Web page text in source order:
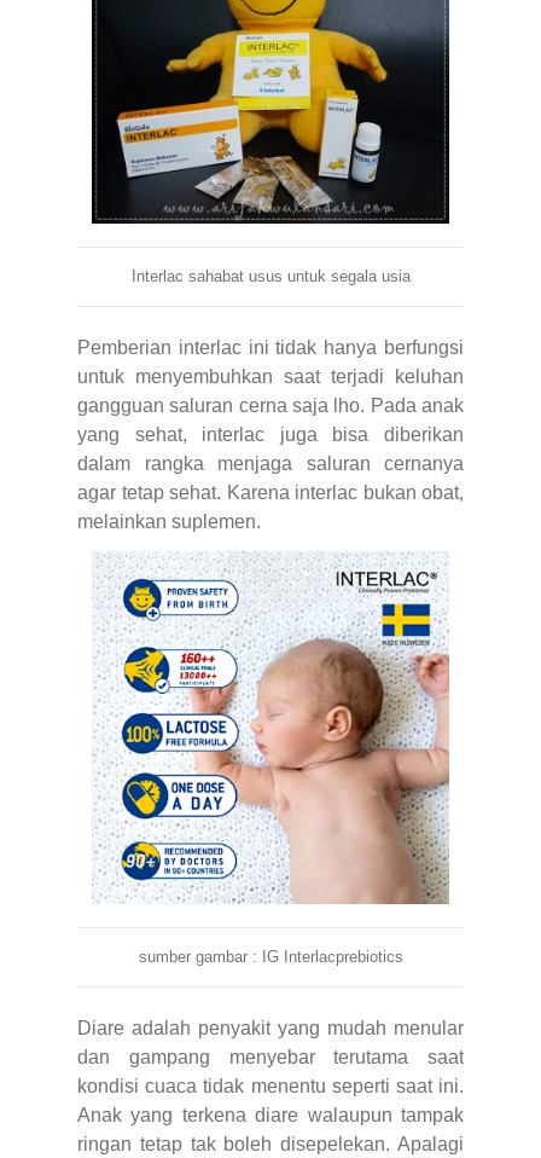
Interlac sahabat usus untuk segala usia
Pemberian interlac ini tidak hanya berfungsi
untuk menyembuhkan saat terjadi keluhan
gangguan saluran cerna saja lho. Pada anak
yang sehat, interlac juga bisa diberikan
dalam rangka menjaga saluran cernanya
agar tetap sehat. Karena interlac bukan obat,
melainkan suplemen.
sumber gambar : IG Interlacprebiotics
Diare adalah penyakit yang mudah menular
dan gampang menyebar terutama saat
kondisi cuaca tidak menentu seperti saat ini.
Anak yang terkena diare walaupun tampak
ringan tetap tak boleh disepelekan. Apalagi